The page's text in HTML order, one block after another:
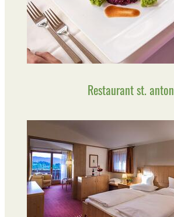
Restaurant st. anton